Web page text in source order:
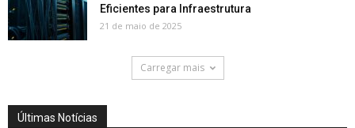
Eficientes para Infraestrutura
21 de maio de 2025
Carregar mais
Últimas Notícias